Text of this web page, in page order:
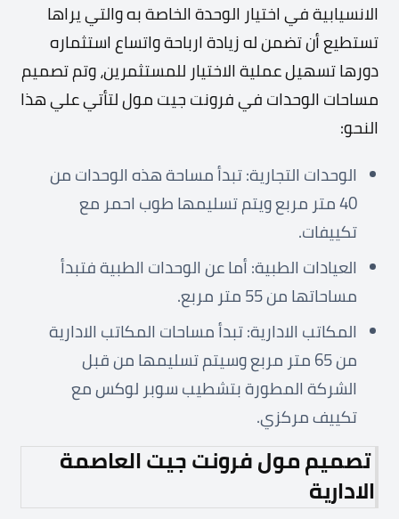
الانسيابية في اختيار الوحدة الخاصة به والتي يراها
تستطيع أن تضمن له زيادة ارباحة واتساع استثماره
دورها تسهيل عملية الاختيار للمستثمرين، وتم تصميم
مساحات الوحدات في فرونت جيت مول لتأتي علي هذا
النحو:
الوحدات التجارية: تبدأ مساحة هذه الوحدات من
40 متر مربع ويتم تسليمها طوب احمر مع
تكييفات.
العيادات الطبية: أما عن الوحدات الطبية فتبدأ
مساحاتها من 55 متر مربع.
المكاتب الادارية: تبدأ مساحات المكاتب الادارية
من 65 متر مربع وسيتم تسليمها من قبل
الشركة المطورة بتشطيب سوبر لوكس مع
تكييف مركزي.
تصميم مول فرونت جيت العاصمة
الادارية